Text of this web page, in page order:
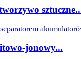
jonowy...